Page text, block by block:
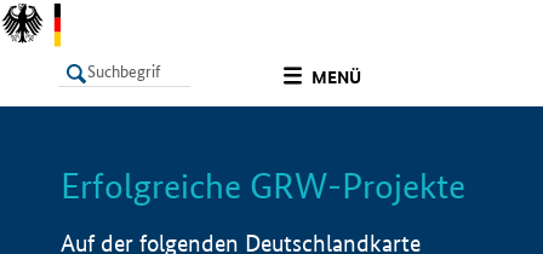
MENÜ
LISTE Info
Erfolgreiche GRW-Projekte
Auf der folgenden Deutschlandkarte